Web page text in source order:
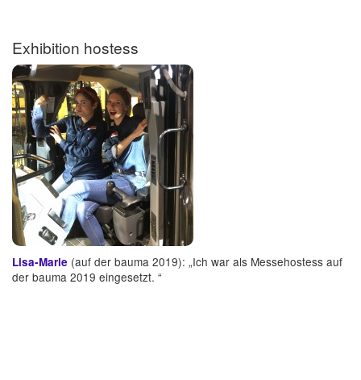
Exhibition hostess
Lisa-Marie (auf der bauma 2019): „Ich war als Messehostess auf
der bauma 2019 eingesetzt. “